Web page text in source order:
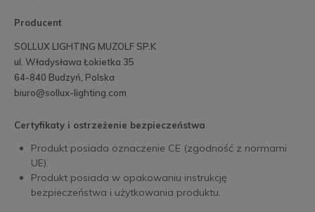
Producent
SOLLUX LIGHTING MUZOLF SP.K
ul. Władysława Łokietka 35
64-840 Budzyń, Polska
biuro@sollux-lighting.com
Certyfikaty i ostrzeżenie bezpieczeństwa
Produkt posiada oznaczenie CE (zgodność z normami
UE).
Produkt posiada w opakowaniu instrukcję
bezpieczeństwa i użytkowania produktu.